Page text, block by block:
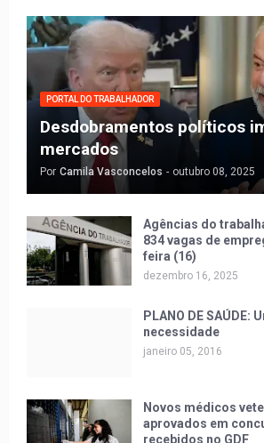
PORTAL DO TRABALHADOR
Desdobramentos políticos
mercados
Por Camila Vasconcelos - outubro 08, 2025
Agências do
834 vagas de
feira (16)
dezembro 16, 2025
PLANO DE SAÚDE:
necessidade
janeiro 05, 2016
Novos médicos
aprovados em
recebidos no GDF